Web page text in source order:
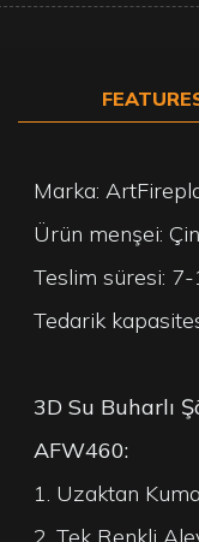
Marka:
Ürün menşei: Çin
Teslim süresi:
Tedarik
3D Su Buharlı
AFW460:
1. Uzaktan
2. Tek Renkli